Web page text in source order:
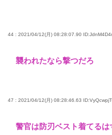
44 : 2021/04/12(月) 08:28:07.90
襲われたなら撃つだろ
47 : 2021/04/12(月) 08:28:46.63
警官は防刃ベスト着てるは